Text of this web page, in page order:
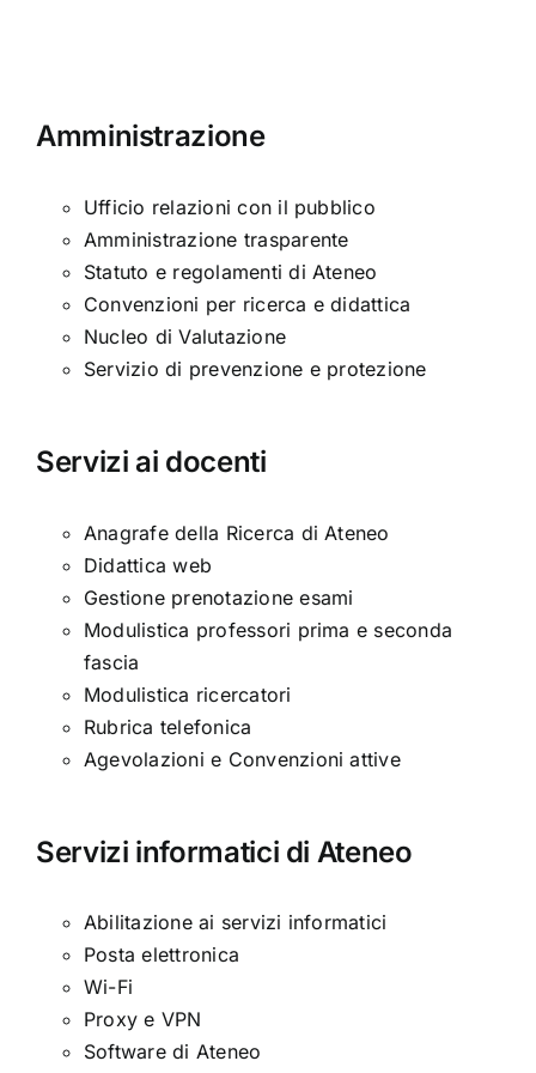
Amministrazione
Ufficio relazioni con il pubblico
Amministrazione trasparente
Statuto e regolamenti di Ateneo
Convenzioni per ricerca e didattica
Nucleo di Valutazione
Servizio di prevenzione e protezione
Servizi ai docenti
Anagrafe della Ricerca di Ateneo
Didattica web
Gestione prenotazione esami
Modulistica professori prima e seconda
fascia
Modulistica ricercatori
Rubrica telefonica
Agevolazioni e Convenzioni attive
Servizi informatici di Ateneo
Abilitazione ai servizi informatici
Posta elettronica
Wi-Fi
Proxy e VPN
Software di Ateneo